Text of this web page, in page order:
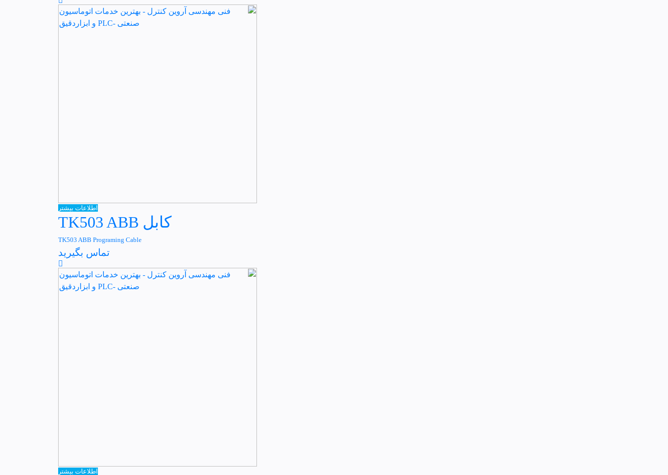
اطلاعات بیشتر
کابل TK503 ABB
TK503 ABB Programing Cable
تماس بگیرید
اطلاعات بیشتر